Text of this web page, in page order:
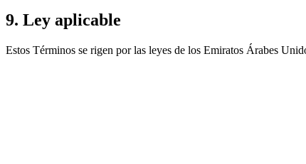
9. Ley aplicable
Estos Términos se rigen por las leyes de los Emiratos Árabes